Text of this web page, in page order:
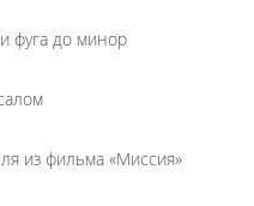
фуга до минор
из фильма «Миссия»